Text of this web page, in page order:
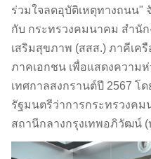
ร่วมใจลดอุบัติเหตุทางถนน"
กับ กระทรวงคมนาคม สำนั
เสริมสุขภาพ (สสส.) ภาคีเค
ภาคเอกชน เพื่อแสดงความ
เทศกาลสงกรานต์ปี 2567 โ
รัฐมนตรีว่าการกระทรวงค
สถานีกลางกรุงเทพอภิวัฒน์ (